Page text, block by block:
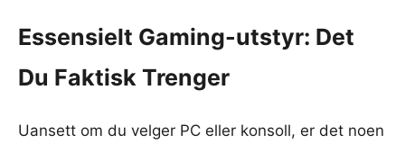
Essensielt Gaming-utstyr: Det
Du Faktisk Trenger
Uansett om du velger PC eller konsoll, er det noen